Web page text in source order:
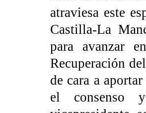
atraviesa este
Castilla-La
para avanzar
Recuperación
de cara a
el consenso